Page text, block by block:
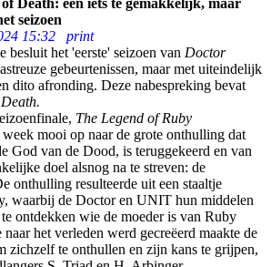
Death: een iets te gemakkelijk, maar
seizoen
15:32
print
het 'eerste' seizoen van Doctor
gebeurtenissen, maar met uiteindelijk
dito afronding. Deze nabespreking bevat
The Legend of Ruby
mooi op naar de grote onthulling dat
God van de Dood, is teruggekeerd en van
doel alsnog na te streven: de
onthulling resulteerde uit een staaltje
waarbij de Doctor en UNIT hun middelen
ontdekken wie de moeder is van Ruby
het verleden werd gecreëerd maakte de
zichzelf te onthullen en zijn kans te grijpen,